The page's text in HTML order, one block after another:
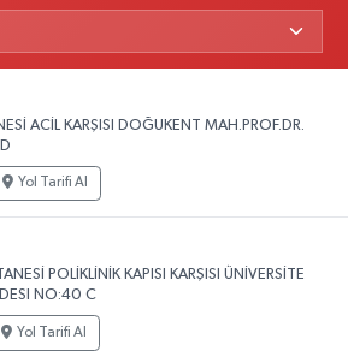
ACİL KARŞISI DOĞUKENT MAH.PROF.DR.
Yol Tarifi Al
POLİKLİNİK KAPISI KARŞISI ÜNİVERSİTE
NO:40 C
Yol Tarifi Al